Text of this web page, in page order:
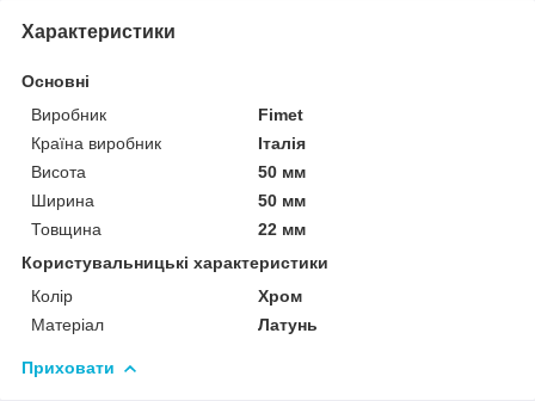
Характеристики
Основні
Виробник
Fimet
Країна виробник
Італія
Висота
50 мм
Ширина
50 мм
Товщина
22 мм
Користувальницькі характеристики
Колір
Хром
Матеріал
Латунь
Приховати